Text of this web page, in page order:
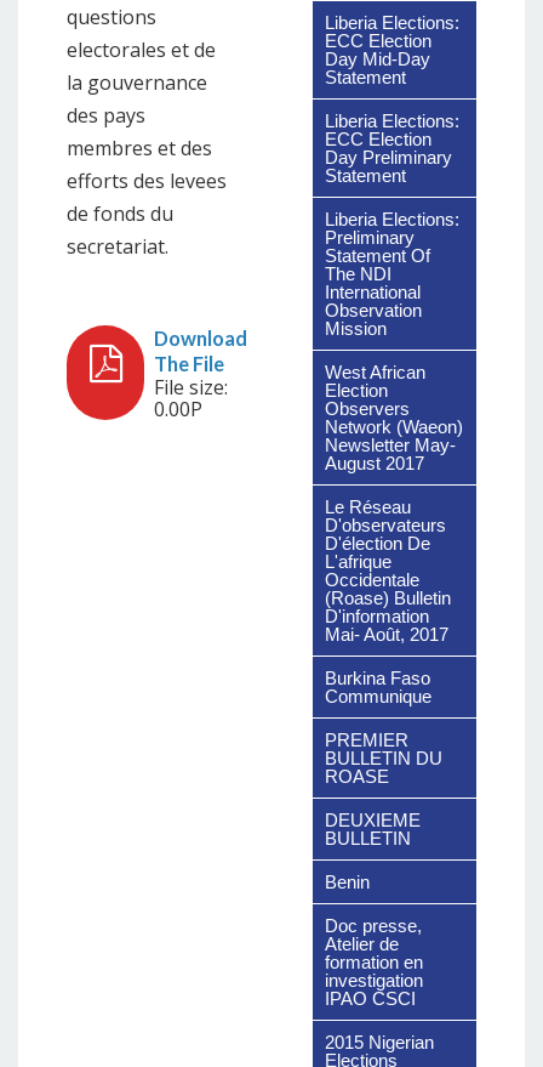
questions
electorales et de
la gouvernance
des pays
membres et des
efforts des levees
de fonds du
secretariat.
File size:
0.00P
Liberia Elections:
ECC Election
Day Mid-Day
Statement
Liberia Elections:
ECC Election
Day Preliminary
Statement
Liberia Elections:
Preliminary
Statement Of
The NDI
International
Observation
Mission
West African
Election
Observers
Network (Waeon)
Newsletter May-
August 2017
Le Réseau
D'observateurs
D'élection De
L'afrique
Occidentale
(Roase) Bulletin
D'information
Mai- Août, 2017
Burkina Faso
Communique
PREMIER
BULLETIN DU
ROASE
DEUXIEME
BULLETIN
Benin
Doc presse,
Atelier de
formation en
investigation
IPAO CSCI
2015 Nigerian
Elections